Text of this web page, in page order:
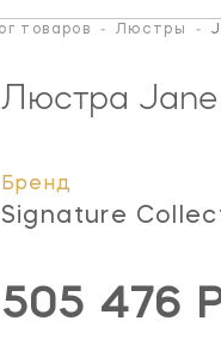
товаров - Люстры -
Люстра Jane
Бренд
Signature
505 476